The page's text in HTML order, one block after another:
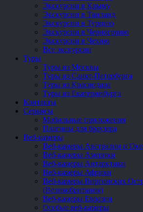
Экскурсии в Крыму
Экскурсии в Таиланд
Экскурсии в Турцию
Экскурсии в Черногорию
Экскурсии в Чехию
Все экскурсии
Туры
Туры из Москвы
Туры из Санкт-Петербурга
Туры из Краснодара
Туры из Екатеринбурга
Контакты
Сервисы
Мобильные приложения
Плагины для браузера
Веб-камеры
Веб-камеры Австралии и
Веб-камеры Америки
Веб-камеры Антарктики
Веб-камеры Африки
Веб-камеры Виргинских
(Великобритания)
Веб-камеры Евразии
Особые веб-камеры